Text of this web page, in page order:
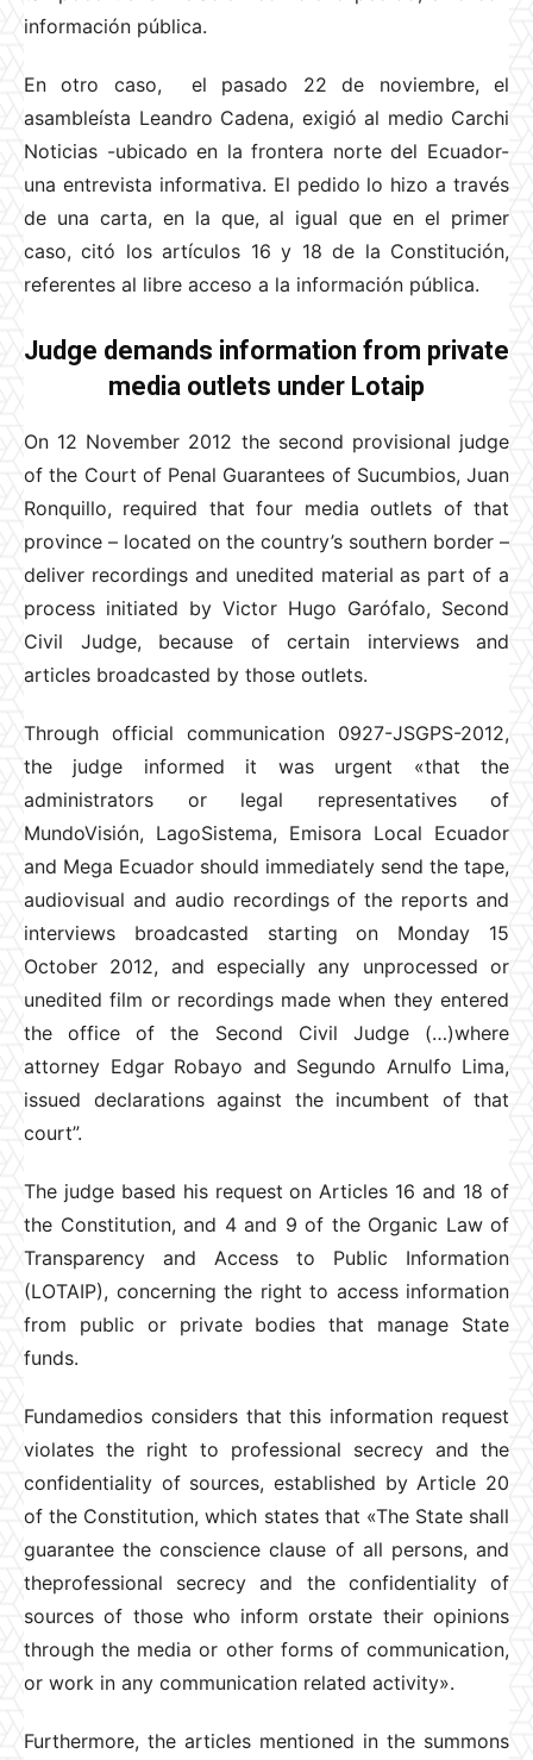
información pública.
En otro caso, el pasado 22 de noviembre, el
asambleísta Leandro Cadena, exigió al medio Carchi
Noticias -ubicado en la frontera norte del Ecuador-
una entrevista informativa. El pedido lo hizo a través
de una carta, en la que, al igual que en el primer
caso, citó los artículos 16 y 18 de la Constitución,
referentes al libre acceso a la información pública.
Judge demands information from private
media outlets under Lotaip
On 12 November 2012 the second provisional judge
of the Court of Penal Guarantees of Sucumbios, Juan
Ronquillo, required that four media outlets of that
province – located on the country’s southern border –
deliver recordings and unedited material as part of a
process initiated by Victor Hugo Garófalo, Second
Civil Judge, because of certain interviews and
articles broadcasted by those outlets.
Through official communication 0927-JSGPS-2012,
the judge informed it was urgent «that the
administrators or legal representatives of
MundoVisión, LagoSistema, Emisora Local Ecuador
and Mega Ecuador should immediately send the tape,
audiovisual and audio recordings of the reports and
interviews broadcasted starting on Monday 15
October 2012, and especially any unprocessed or
unedited film or recordings made when they entered
the office of the Second Civil Judge (…)where
attorney Edgar Robayo and Segundo Arnulfo Lima,
issued declarations against the incumbent of that
court”.
The judge based his request on Articles 16 and 18 of
the Constitution, and 4 and 9 of the Organic Law of
Transparency and Access to Public Information
(LOTAIP), concerning the right to access information
from public or private bodies that manage State
funds.
Fundamedios considers that this information request
violates the right to professional secrecy and the
confidentiality of sources, established by Article 20
of the Constitution, which states that «The State shall
guarantee the conscience clause of all persons, and
theprofessional secrecy and the confidentiality of
sources of those who inform orstate their opinions
through the media or other forms of communication,
or work in any communication related activity».
Furthermore, the articles mentioned in the summons